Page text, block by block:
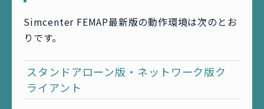
Simcenter FEMAP最新版の動作環境は次のとお
りです。
スタンドアローン版・ネットワーク版ク
ライアント